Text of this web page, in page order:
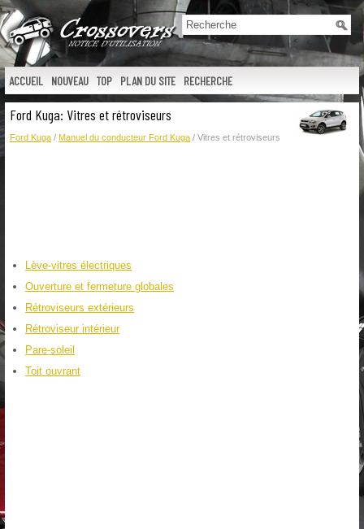
ACCUEIL NOUVEAU TOP PLAN DU SITE RECHERCHE
Ford Kuga: Vitres et rétroviseurs
Ford Kuga / Manuel du conducteur Ford Kuga / Vitres et rétroviseurs
Lève-vitres électriques
Ouverture et fermeture globales
Rétroviseurs extérieurs
Rétroviseur intérieur
Pare-soleil
Toit ouvrant